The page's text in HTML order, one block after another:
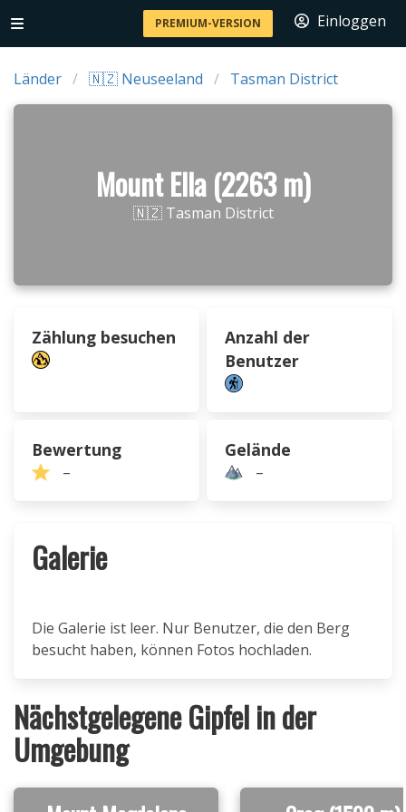
PREMIUM-VERSION Einloggen
Länder 🇳🇿 Neuseeland Tasman District
Mount Ella (2263 m)
🇳🇿 Tasman District
Zählung besuchen
Anzahl der
Benutzer
Bewertung
–
Gelände
–
Galerie
Die Galerie ist leer. Nur Benutzer, die den Berg
besucht haben, können Fotos hochladen.
Nächstgelegene Gipfel in der
Umgebung